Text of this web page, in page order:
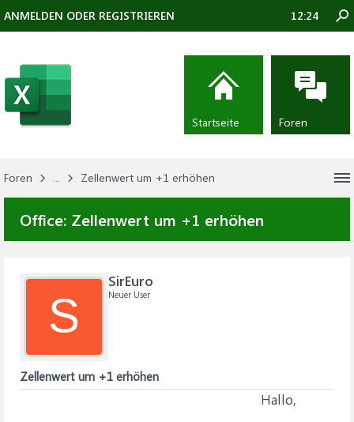
Foren ... Zellenwert um +1 erhöhen
Office: Zellenwert um +1 erhöhen
S
SirEuro
Neuer User
Zellenwert um +1 erhöhen
Hallo,
ANMELDEN ODER REGISTRIEREN 12:24
Startseite Foren